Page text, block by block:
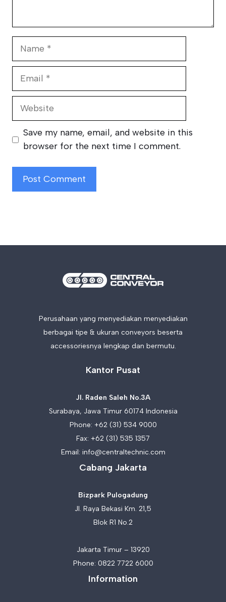
Website
Save my name, email, and website in this
browser for the next time I comment.
Perusahaan yang menyediakan menyediakan
berbagai tipe & ukuran conveyors beserta
accessoriesnya lengkap dan bermutu.
Kantor Pusat
Jl. Raden Saleh No.3A
Surabaya, Jawa Timur 60174 Indonesia
Phone: +62 (31) 534 9000
Fax: +62 (31) 535 1357
Email: info@centraltechnic.com
Cabang Jakarta
Bizpark Pulogadung
Jl. Raya Bekasi Km. 21,5
Blok R1 No.2
Jakarta Timur – 13920
Phone: 0822 7722 6000
Information